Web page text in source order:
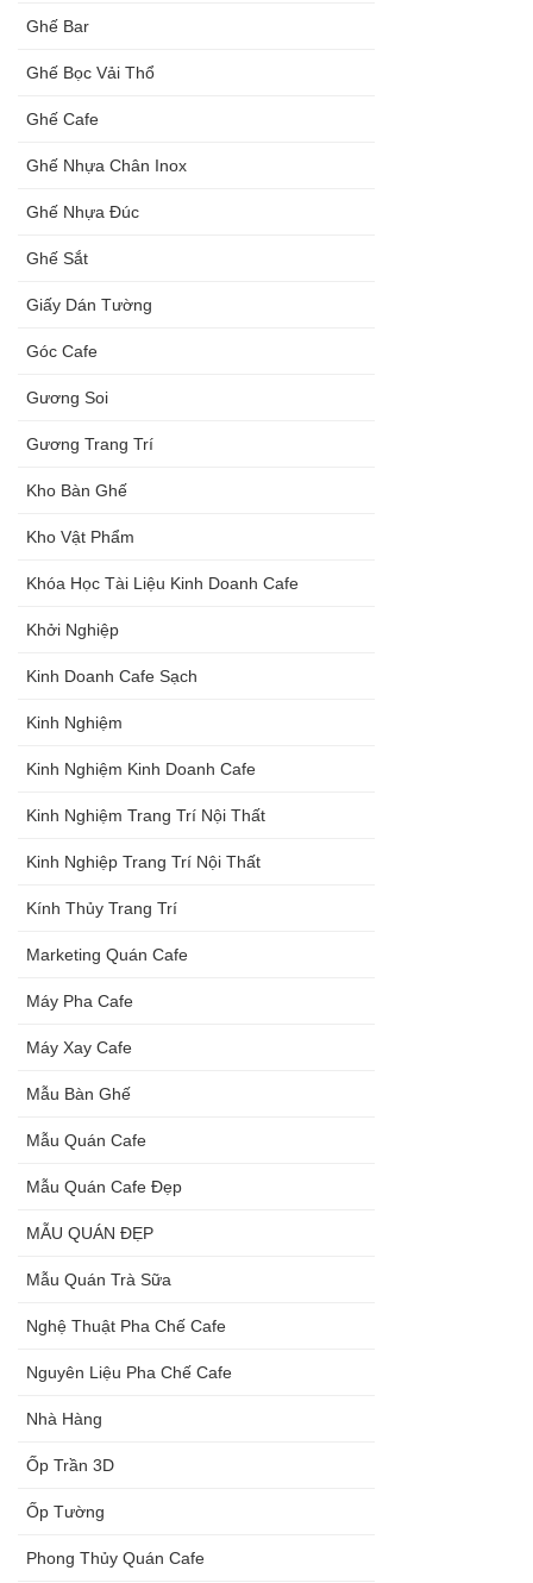
Ghế Bar
Ghế Bọc Vải Thổ
Ghế Cafe
Ghế Nhựa Chân Inox
Ghế Nhựa Đúc
Ghế Sắt
Giấy Dán Tường
Góc Cafe
Gương Soi
Gương Trang Trí
Kho Bàn Ghế
Kho Vật Phẩm
Khóa Học Tài Liệu Kinh Doanh Cafe
Khởi Nghiệp
Kinh Doanh Cafe Sạch
Kinh Nghiệm
Kinh Nghiệm Kinh Doanh Cafe
Kinh Nghiệm Trang Trí Nội Thất
Kinh Nghiệp Trang Trí Nội Thất
Kính Thủy Trang Trí
Marketing Quán Cafe
Máy Pha Cafe
Máy Xay Cafe
Mẫu Bàn Ghế
Mẫu Quán Cafe
Mẫu Quán Cafe Đẹp
MẪU QUÁN ĐẸP
Mẫu Quán Trà Sữa
Nghệ Thuật Pha Chế Cafe
Nguyên Liệu Pha Chế Cafe
Nhà Hàng
Ốp Trần 3D
Ốp Tường
Phong Thủy Quán Cafe